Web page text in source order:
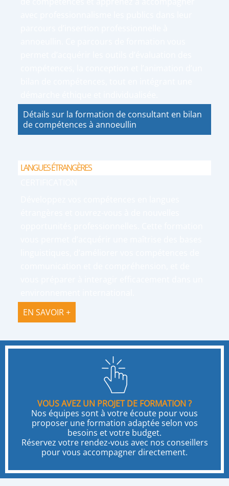
Détails sur la formation de consultant en bilan
de compétences à annoeullin
LANGUES ÉTRANGÈRES
EN SAVOIR +
VOUS AVEZ UN PROJET DE FORMATION ?
Nos équipes sont à votre écoute pour vous
proposer une formation adaptée selon vos
besoins et votre budget.
Réservez votre rendez-vous avec nos conseillers
pour vous accompagner directement.